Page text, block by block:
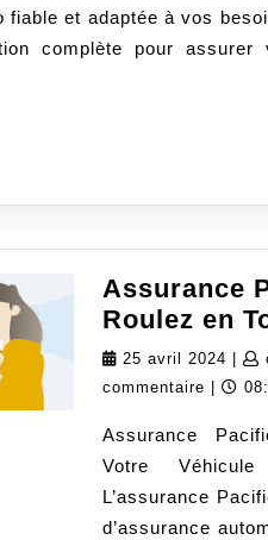
fiable et adaptée à vos
complète pour
Assurance
Roulez en
25 avril 2024 25
avril
commentaire
Assurance
Votre
L’assurance
d’assurance